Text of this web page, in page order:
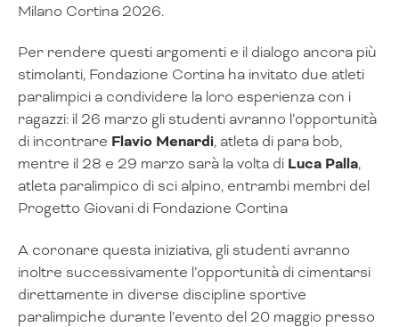
Milano Cortina 2026.
Per rendere questi argomenti e il dialogo ancora più
stimolanti, Fondazione Cortina ha invitato due atleti
paralimpici a condividere la loro esperienza con i
ragazzi: il 26 marzo gli studenti avranno l’opportunità
di incontrare Flavio Menardi, atleta di para bob,
mentre il 28 e 29 marzo sarà la volta di Luca Palla,
atleta paralimpico di sci alpino, entrambi membri del
Progetto Giovani di Fondazione Cortina
A coronare questa iniziativa, gli studenti avranno
inoltre successivamente l’opportunità di cimentarsi
direttamente in diverse discipline sportive
paralimpiche durante l’evento del 20 maggio presso